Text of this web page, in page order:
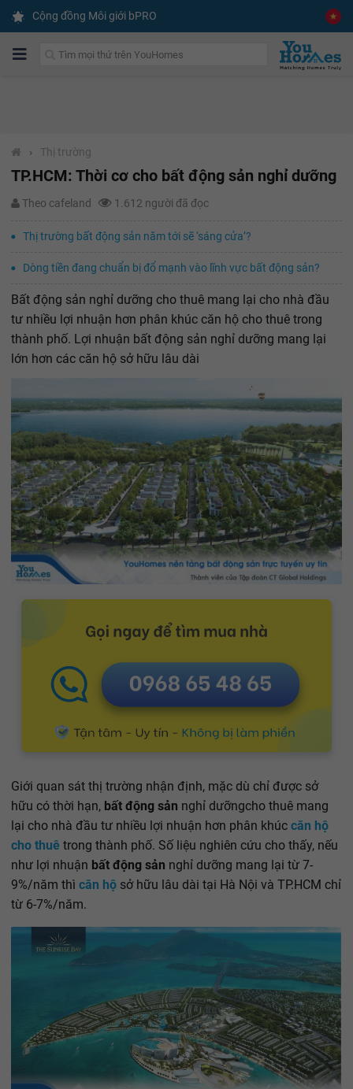
Cộng đồng Môi giới bPRO
› Thị trường
TP.HCM: Thời cơ cho bất động sản nghỉ dưỡng
Theo cafeland 1.612 người đã đọc
Thị trường bất động sản năm tới sẽ ‘sáng cửa’?
Dòng tiền đang chuẩn bị đổ mạnh vào lĩnh vực bất động sản?
Bất động sản nghỉ dưỡng cho thuê mang lại cho nhà đầu
tư nhiều lợi nhuận hơn phân khúc căn hộ cho thuê trong
thành phố. Lợi nhuận bất động sản nghỉ dưỡng mang lại
lớn hơn các căn hộ sở hữu lâu dài
Giới quan sát thị trường nhận định, mặc dù chỉ được sở
hữu có thời hạn, bất động sản nghỉ dưỡngcho thuê mang
lại cho nhà đầu tư nhiều lợi nhuận hơn phân khúc căn hộ
cho thuê trong thành phố. Số liệu nghiên cứu cho thấy, nếu
như lợi nhuận bất động sản nghỉ dưỡng mang lại từ 7-
9%/năm thì căn hộ sở hữu lâu dài tại Hà Nội và TP.HCM chỉ
từ 6-7%/năm.